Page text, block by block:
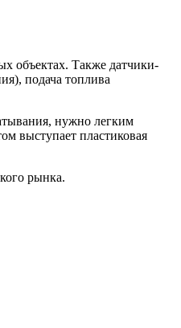
объектах. Также датчики-
подача топлива
нужно легким
выступает пластиковая
рынка.